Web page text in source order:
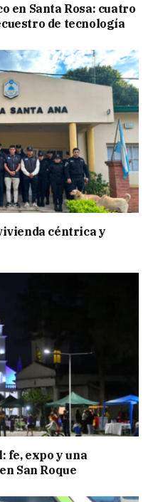
en Santa Rosa: cuatro
de tecnología
céntrica y
fe, expo y una
San Roque